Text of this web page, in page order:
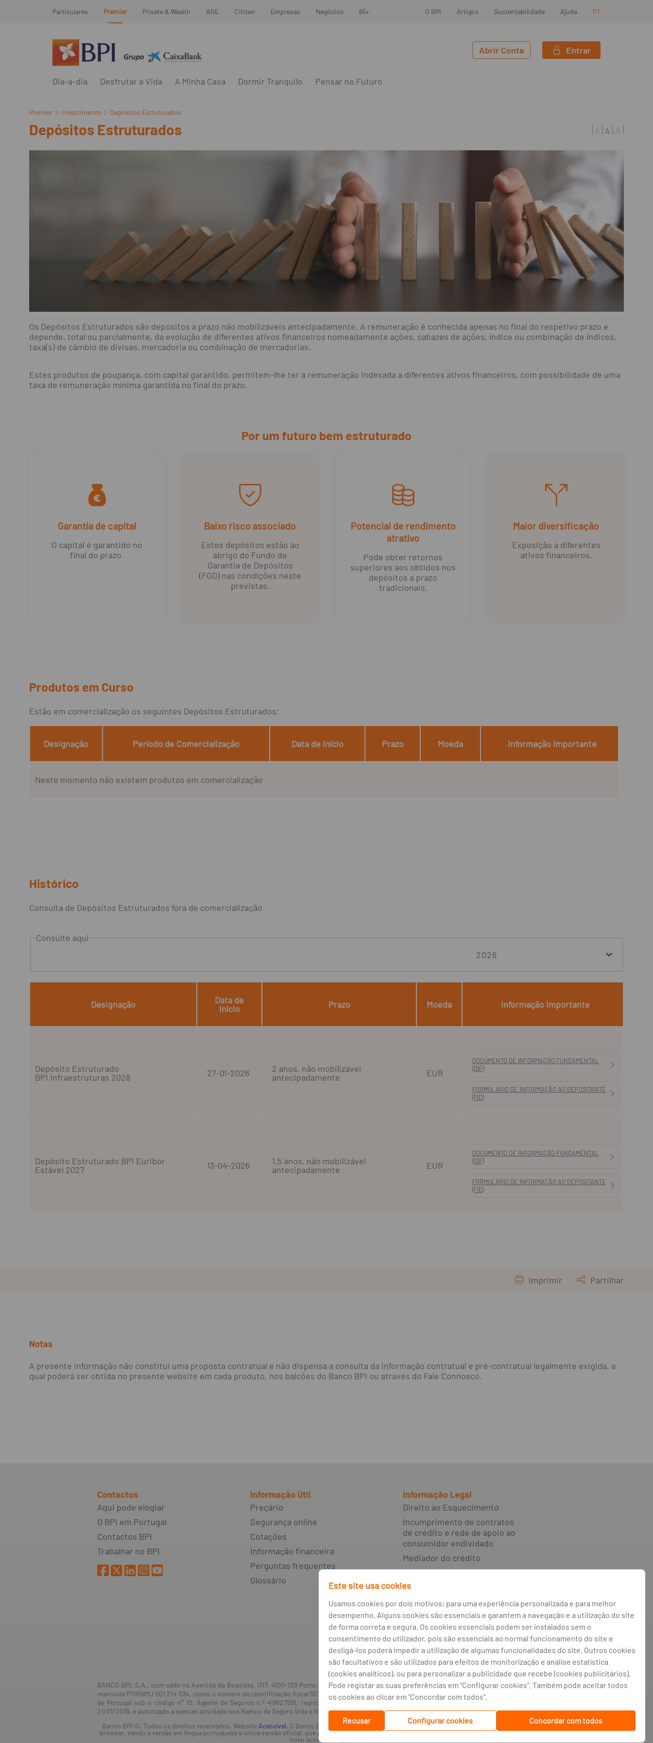
Particulares Premier Private & Wealth AGE Citizen Empresas Negócios 65+ O BPI Artigos Sustentabilidade Ajuda PT
Abrir Conta Entrar
Dia-a-dia Desfrutar a Vida A Minha Casa Dormir Tranquilo Pensar no Futuro
Premier Investimento Depósitos Estruturados
Depósitos Estruturados A A A
Os Depósitos Estruturados são depósitos a prazo não mobilizáveis antecipadamente. A remuneração é conhecida apenas no final do respetivo prazo e
depende, total ou parcialmente, da evolução de diferentes ativos financeiros nomeadamente ações, cabazes de ações, índice ou combinação de índices,
taxa(s) de câmbio de divisas, mercadoria ou combinação de mercadorias.
Estes produtos de poupança, com capital garantido, permitem-lhe ter a remuneração indexada a diferentes ativos financeiros, com possibilidade de uma
taxa de remuneração mínima garantida no final do prazo.
Por um futuro bem estruturado
Garantia de capital
O capital é garantido no
final do prazo.
Baixo risco associado
Estes depósitos estão ao
abrigo do Fundo de
Garantia de Depósitos
(FGD) nas condições neste
previstas.
Potencial de rendimento
atrativo
Pode obter retornos
superiores aos obtidos nos
depósitos a prazo
tradicionais.
Maior diversificação
Exposição a diferentes
ativos financeiros.
Produtos em Curso
Estão em comercialização os seguintes Depósitos Estruturados:
Designação Período de Comercialização Data de Início Prazo Moeda Informação Importante
Neste momento não existem produtos em comercialização
Histórico
Consulta de Depósitos Estruturados fora de comercialização
Consulte aqui
Designação
Data de
Início
Prazo Moeda Informação Importante
Depósito Estruturado
BPI Infraestruturas 2028
27-01-2026
2 anos, não mobilizável
antecipadamente
EUR
DOCUMENTO DE INFORMAÇÃO FUNDAMENTAL
(DIF)
FORMULÁRIO DE INFORMAÇÃO AO DEPOSITANTE
(FID)
Depósito Estruturado BPI Euribor
Estável 2027
13-04-2026
1,5 anos, não mobilizável
antecipadamente
EUR
DOCUMENTO DE INFORMAÇÃO FUNDAMENTAL
(DIF)
FORMULÁRIO DE INFORMAÇÃO AO DEPOSITANTE
(FID)
Imprimir Partilhar
Notas
A presente informação não constitui uma proposta contratual e não dispensa a consulta da informação contratual e pré-contratual legalmente exigida, a
qual poderá ser obtida no presente website em cada produto, nos balcões do Banco BPI ou através do Fale Connosco.
Contactos
Aqui pode elogiar
O BPI em Portugal
Contactos BPI
Trabalhar no BPI
Informação Útil
Preçário
Segurança online
Cotações
Informação financeira
Perguntas frequentes
Glossário
Informação Legal
Direito ao Esquecimento
Incumprimento de contratos
de crédito e rede de apoio ao
consumidor endividado
Mediador do crédito
Livro de reclamações e
resolução alternativa de
Canal de irregularidades
Política de privacidade
Política de cookies
Gestão de cookies
BANCO BPI, S.A., com sede na Avenida da Boavista, 1117, 4100-129 Porto; Capital Social: € 1 293 063 324,98; matriculada na CRC Porto sob o número de
matrícula PTIRNMJ 501 214 534, como o número de identificação fiscal 501 214 534. Intermediário financeiro registado na CMVM com o n° 300 e no Banco
de Portugal sob o código n° 10. Agente de Seguros n.º 419527591, registado junto da Autoridade de Supervisão de Seguros e Fundos de Pensões em
21/01/2019, e autorizado a exercer atividade nos Ramos de Seguro Vida e Não Vida.
Banco BPI ©. Todos os direitos reservados. Website Acessível. O Banco BPI não se responsabiliza por quaisquer traduções do site efetuadas através do
browser, sendo a versão em língua portuguesa a única versão oficial, que prevalecerá em qualquer caso. Este site encontra-se em processo de adoção do
novo acordo ortográfico.
Este site usa cookies
Usamos cookies por dois motivos: para uma experiência personalizada e para melhor
desempenho. Alguns cookies são essenciais e garantem a navegação e a utilização do site
de forma correta e segura. Os cookies essenciais podem ser instalados sem o
consentimento do utilizador, pois são essenciais ao normal funcionamento do site e
desligá-los poderá impedir a utilização de algumas funcionalidades do site. Outros cookies
são facultativos e são utilizados para efeitos de monitorização e análise estatística
(cookies analíticos), ou para personalizar a publicidade que recebe (cookies publicitários).
Pode registar as suas preferências em "Configurar cookies". Também pode aceitar todos
os cookies ao clicar em "Concordar com todos".
Concordar com todos
Configurar cookies
Recusar